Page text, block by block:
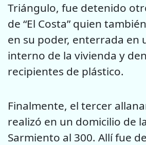
Triángulo, fue detenido
de “El Costa” quien
en su poder, enterrada en
interno de la vivienda y
recipientes de plástico.
Finalmente, el tercer
realizó en un domicilio de
Sarmiento al 300. Allí fue